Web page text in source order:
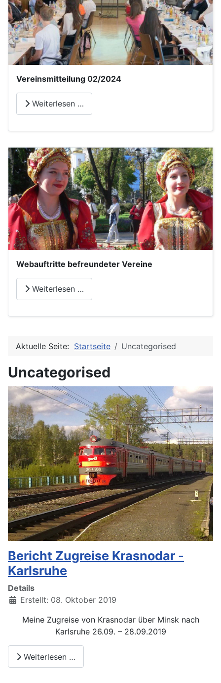
Vereinsmitteilung 02/2024
Weiterlesen …
Webauftritte befreundeter Vereine
Weiterlesen …
Aktuelle Seite: Startseite Uncategorised
Uncategorised
Bericht Zugreise Krasnodar -
Karlsruhe
Details
Erstellt: 08. Oktober 2019
Meine Zugreise von Krasnodar über Minsk nach
Karlsruhe 26.09. – 28.09.2019
Weiterlesen …